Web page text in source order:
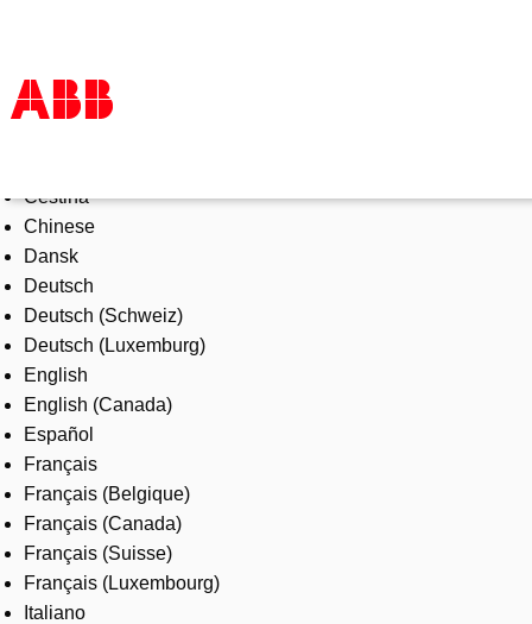
Products & Solutions
Industries
Services
About us
Where to buy
Contact us
Careers
Čeština
Chinese
Dansk
Deutsch
Deutsch (Schweiz)
Deutsch (Luxemburg)
English
English (Canada)
Español
Français
Français (Belgique)
Français (Canada)
Français (Suisse)
Français (Luxembourg)
Italiano